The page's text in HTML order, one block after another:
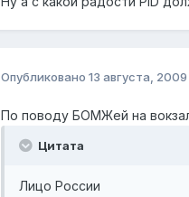
Опубликовано 13 августа, 2009
По поводу БОМЖей на
Цитата
Лицо России